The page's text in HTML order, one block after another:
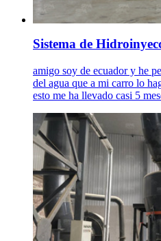
Sistema de
amigo soy de ecuador y he
del agua que a mi carro lo
esto me ha llevado casi 5